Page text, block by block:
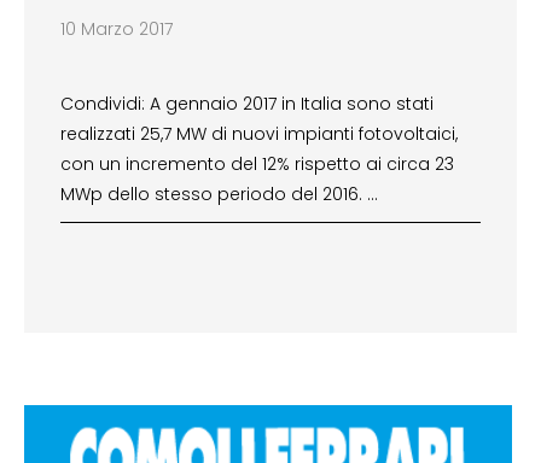
10 Marzo 2017
Condividi: A gennaio 2017 in Italia sono stati
realizzati 25,7 MW di nuovi impianti fotovoltaici,
con un incremento del 12% rispetto ai circa 23
MWp dello stesso periodo del 2016. …